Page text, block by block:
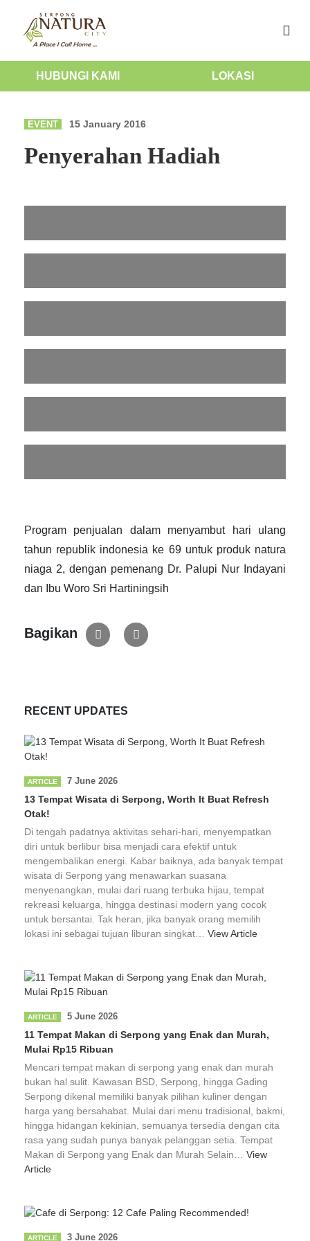
HUBUNGI KAMI LOKASI
EVENT 15 January 2016
Penyerahan Hadiah
Program penjualan dalam menyambut hari ulang
tahun republik indonesia ke 69 untuk produk natura
niaga 2, dengan pemenang Dr. Palupi Nur Indayani
dan Ibu Woro Sri Hartiningsih
Bagikan
RECENT UPDATES
ARTICLE 7 June 2026
13 Tempat Wisata di Serpong, Worth It Buat Refresh
Otak!
Di tengah padatnya aktivitas sehari-hari, menyempatkan
diri untuk berlibur bisa menjadi cara efektif untuk
mengembalikan energi. Kabar baiknya, ada banyak tempat
wisata di Serpong yang menawarkan suasana
menyenangkan, mulai dari ruang terbuka hijau, tempat
rekreasi keluarga, hingga destinasi modern yang cocok
untuk bersantai. Tak heran, jika banyak orang memilih
lokasi ini sebagai tujuan liburan singkat… View Article
ARTICLE 5 June 2026
11 Tempat Makan di Serpong yang Enak dan Murah,
Mulai Rp15 Ribuan
Mencari tempat makan di serpong yang enak dan murah
bukan hal sulit. Kawasan BSD, Serpong, hingga Gading
Serpong dikenal memiliki banyak pilihan kuliner dengan
harga yang bersahabat. Mulai dari menu tradisional, bakmi,
hingga hidangan kekinian, semuanya tersedia dengan cita
rasa yang sudah punya banyak pelanggan setia. Tempat
Makan di Serpong yang Enak dan Murah Selain… View
Article
ARTICLE 3 June 2026